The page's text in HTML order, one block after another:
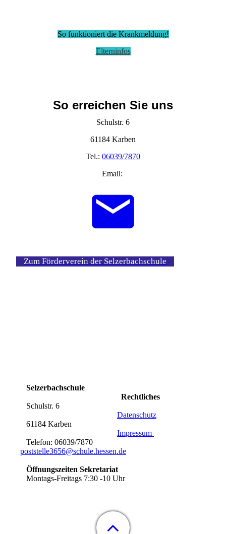
So funktioniert die Krankmeldung!
Elterninfos
So erreichen Sie uns
Schulstr. 6
61184 Karben
Tel.: 06039/7870
Email:
Zum Förderverein der Selzerbachschule
Selzerbachschule
Rechtliches
Schulstr. 6
Datenschutz
61184 Karben
Impressum
Telefon: 06039/7870
poststelle3656@schule.hessen.de
Öffnungszeiten Sekretariat
Montags-Freitags 7:30 -10 Uhr